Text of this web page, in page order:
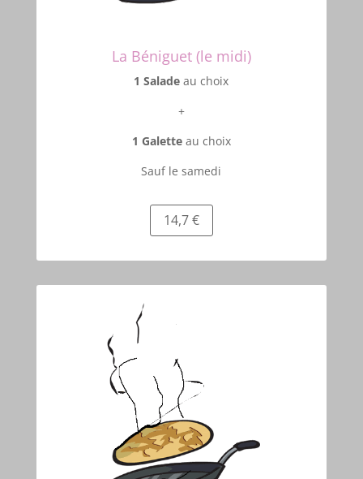
La Béniguet (le midi)
1 Salade au choix
+
1 Galetteau choix
Sauf le samedi
14,7 €